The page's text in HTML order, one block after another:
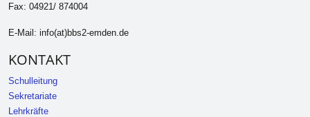
Fax: 04921/ 874004
E-Mail: info(at)bbs2-emden.de
KONTAKT
Schulleitung
Sekretariate
Lehrkräfte